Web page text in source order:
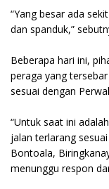
“Yang besar ada
dan spanduk,”
Beberapa hari ini,
peraga yang
sesuai dengan
“Untuk saat ini
jalan terlarang
Bontoala,
menunggu respon